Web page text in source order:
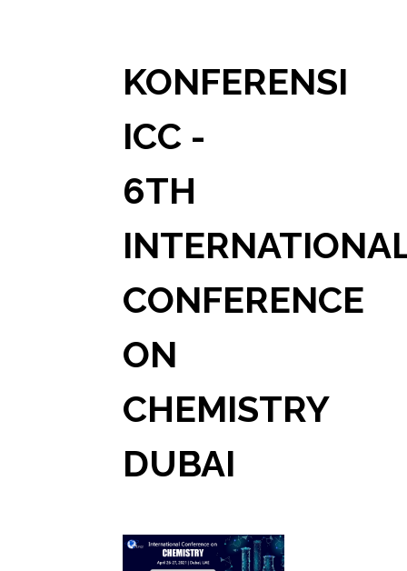
KONFERENSI
ICC -
6TH
CONFERENCE
ON
CHEMISTRY
DUBAI